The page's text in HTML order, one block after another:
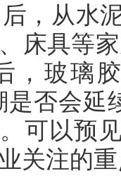
，从水
床具等
，玻璃
是否会延
可以预
关注的重